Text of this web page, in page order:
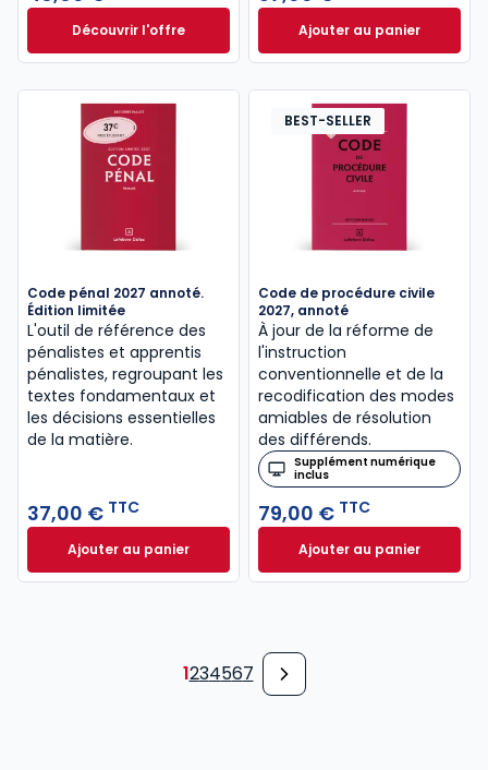
Découvrir l'offreLe guide pénal 2026. 27e éd. à partir de
Dès
Ajouter au panier
Code de
Code pénal 2027 annoté.
Édition limitée
L'outil de référence des
pénalistes et apprentis
pénalistes, regroupant les
textes fondamentaux et
les décisions essentielles
de la matière.
37,00 € TTC
Ajouter au panierCode pénal 2027 annoté. Édition limitée à 37,00 €
BEST-SELLER
Code de procédure civile
2027, annoté
À jour de la réforme de
l'instruction
conventionnelle et de la
recodification des modes
amiables de résolution
des différends.
Supplément numérique
inclus
79,00 € TTC
Ajouter au panier
Code de
1234567